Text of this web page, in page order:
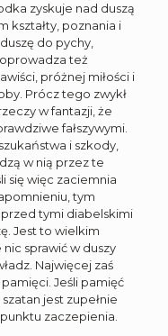
zyskuje nad duszą
kształty, poznania i
do pychy,
też
próżnej miłości i
Prócz tego zwykł
w fantazji, że
fałszywymi.
i szkody,
w nią przez te
się więc zaciemnia
tym
tymi diabelskimi
Jest to wielkim
sprawić w duszy
Najwięcej zaś
Jeśli pamięć
jest zupełnie
zaczepienia.